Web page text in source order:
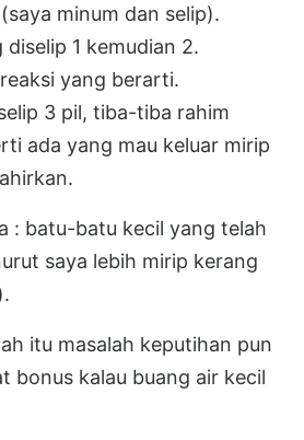
(saya minum dan selip).
diselip 1 kemudian 2.
yang berarti.
3 pil, tiba-tiba rahim
ada yang mau keluar mirip
: batu-batu kecil yang telah
saya lebih mirip kerang
itu masalah keputihan pun
bonus kalau buang air kecil